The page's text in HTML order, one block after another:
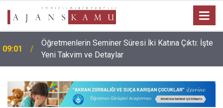
09:01
Öğretmenlerin Seminer Süresi İki Katına Çıktı: İşte
Yeni Takvim ve Detaylar